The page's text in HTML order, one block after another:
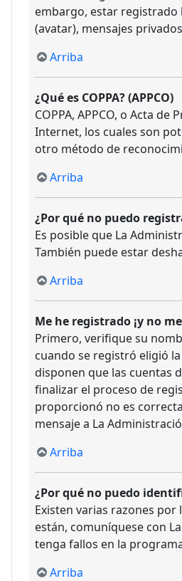
embargo, estar registrado
(avatar), mensajes
Arriba
¿Qué es COPPA? (APPCO)
COPPA, APPCO, o Acta
Internet, los cuales son
otro método de
Arriba
¿Por qué no puedo
Es posible que La
También puede estar
Arriba
Me he registrado ¡y no
Primero, verifique su
cuando se registró eligió
disponen que las cuentas
finalizar el proceso de
proporcionó no es
mensaje a La
Arriba
¿Por qué no puedo
Existen varias razones
están, comuníquese con
tenga fallos en la
Arriba